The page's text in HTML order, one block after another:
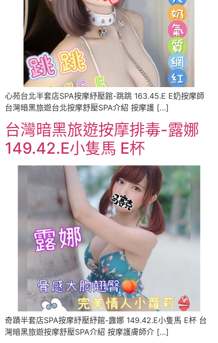
心苑台北半套店SPA按摩紓壓館-跳跳 163.45.E E奶按摩師
台灣暗黑旅遊台北按摩舒壓SPA介紹 按摩護 […]
台灣暗黑旅遊按摩排毒-露娜
149.42.E小隻馬 E杯
奇蹟半套店SPA按摩紓壓紓館-露娜 149.42.E小隻馬 E杯 台
灣暗黑旅遊按摩舒壓SPA介紹 按摩護膚師介 […]